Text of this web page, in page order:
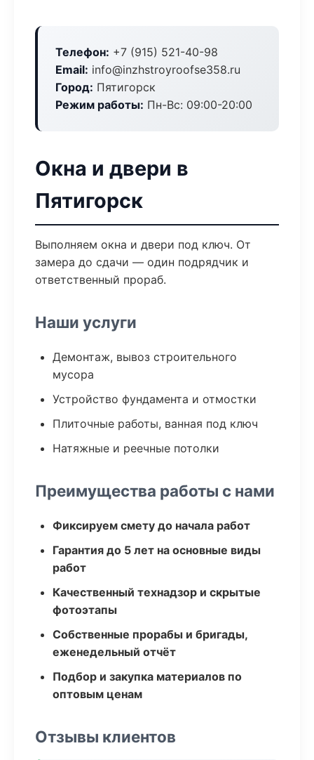
Телефон: +7 (915) 521-40-98
Email: info@inzhstroyroofse358.ru
Город: Пятигорск
Режим работы: Пн-Вс: 09:00-20:00
Окна и двери в
Пятигорск
Выполняем окна и двери под ключ. От
замера до сдачи — один подрядчик и
ответственный прораб.
Наши услуги
Демонтаж, вывоз строительного
мусора
Устройство фундамента и отмостки
Плиточные работы, ванная под ключ
Натяжные и реечные потолки
Преимущества работы с нами
Фиксируем смету до начала работ
Гарантия до 5 лет на основные виды
работ
Качественный технадзор и скрытые
фотоэтапы
Собственные прорабы и бригады,
еженедельный отчёт
Подбор и закупка материалов по
оптовым ценам
Отзывы клиентов